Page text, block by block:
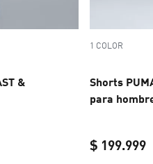
&
1 COLOR
Shorts
para
$ 199.999